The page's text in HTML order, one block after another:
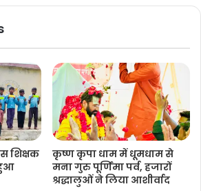
शिक्षक
कृष्ण कृपा धाम में धूमधाम से
मना गुरु पूर्णिमा पर्व, हजारों
श्रद्धालुओं ने लिया आशीर्वाद